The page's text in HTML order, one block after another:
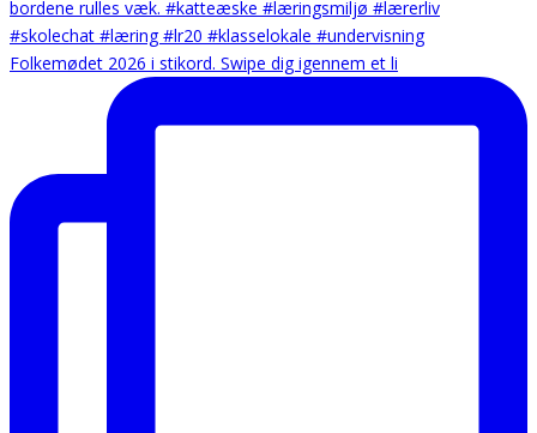
Folkemødet 2026 i stikord. Swipe dig igennem et li